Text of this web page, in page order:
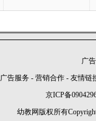
广
广告服务 - 营销合作 - 友情链
京ICP备
幼教网版权所有